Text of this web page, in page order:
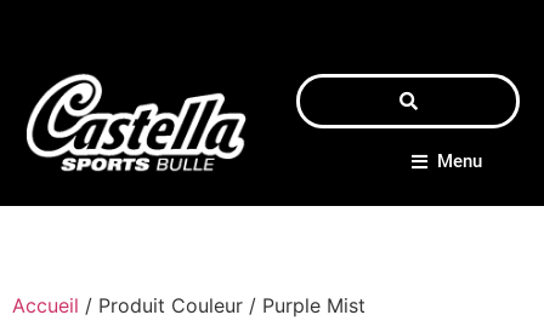
Menu
Accueil / Produit Couleur / Purple Mist